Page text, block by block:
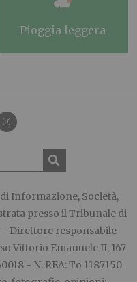
pioggia leggera
Informazione, Società,
presso il Tribunale di
- Direttore responsabile
Vittorio Emanuele II, 167
- N. REA: To 1187150